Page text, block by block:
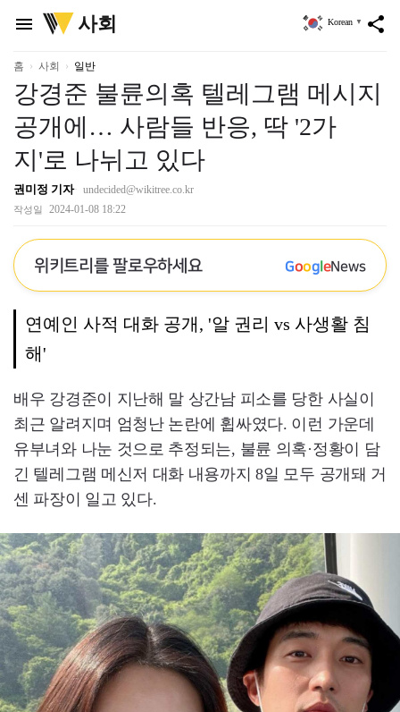
menu
위
키
리
사회 share
Korean ▼
홈 사회 일반
강경준 불륜의혹 텔레그램 메시지
공개에… 사람들 반응, 딱 '2가
지'로 나뉘고 있다
권미정 기자 undecided@wikitree.co.kr
작성일 2024-01-08 18:22
위키트리를 팔로우하세요 GoogleNews
연예인 사적 대화 공개, '알 권리 vs 사생활 침
해'
배우 강경준이 지난해 말 상간남 피소를 당한 사실이
최근 알려지며 엄청난 논란에 휩싸였다. 이런 가운데
유부녀와 나눈 것으로 추정되는, 불륜 의혹·정황이 담
긴 텔레그램 메신저 대화 내용까지 8일 모두 공개돼 거
센 파장이 일고 있다.